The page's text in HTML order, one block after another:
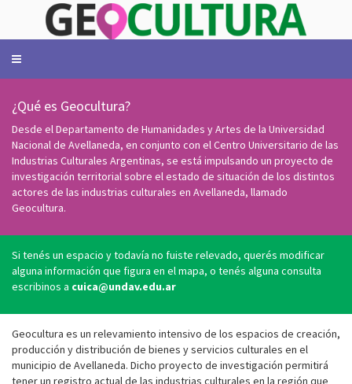
Toggle
¿Qué es Geocultura?
Desde el Departamento de Humanidades y Artes de la Universidad
Nacional de Avellaneda, en conjunto con el Centro Universitario de las
Industrias Culturales Argentinas, se está impulsando un proyecto de
investigación territorial sobre el estado de situación de los distintos
actores de las industrias culturales en Avellaneda, llamado
Geocultura.
Si tenés un espacio y todavía no fuiste relevado, querés modificar
alguna información que figura en el mapa, o tenés alguna consulta
escribinos a cuica@undav.edu.ar
Geocultura es un relevamiento intensivo de los espacios de creación,
producción y distribución de bienes y servicios culturales en el
municipio de Avellaneda. Dicho proyecto de investigación permitirá
tener un registro actual de las industrias culturales en la región que